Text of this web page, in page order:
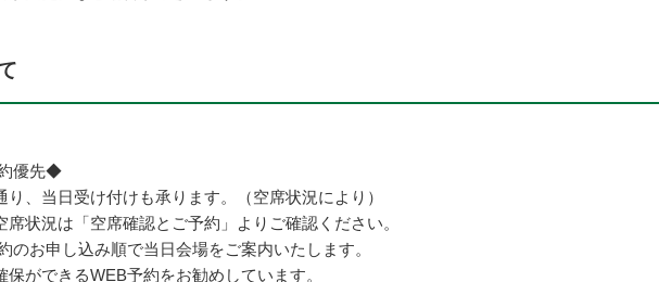
優先◆
、当日受け付けも承ります。（空席状況により）
状況は「空席確認とご予約」よりご確認ください。
のお申し込み順で当日会場をご案内いたします。
ができるWEB予約をお勧めしています。